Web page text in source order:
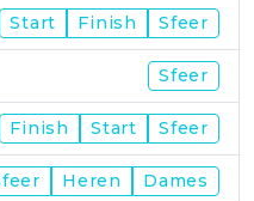
Start Finish Sfeer
Sfeer
Finish Start Sfeer
Heren Dames